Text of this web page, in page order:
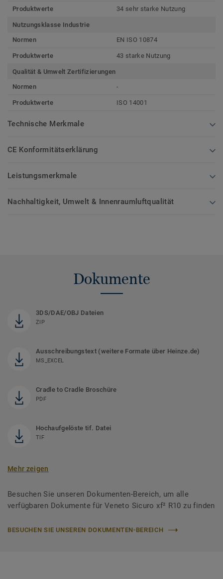
Produktwerte 34 sehr starke Nutzung
Nutzungsklasse Industrie
Normen
EN ISO 10874
Produktwerte 43 starke Nutzung
Qualität & Umwelt Zertifizierungen
Normen
-
Produktwerte ISO 14001
Technische Merkmale
CE Konformitätserklärung
Leistungsmerkmale
Nachhaltigkeit, Umwelt & Innenraumluftqualität
Dokumente
3DS/DAE/OBJ Dateien
ZIP
Ausschreibungstext (weitere Formate über Heinze.de)
MS_EXCEL
Cradle to Cradle Broschüre
PDF
Hochaufgelöste tif. Datei
TIF
Mehr zeigen
Besuchen Sie unseren Dokumenten-Bereich, um alle
verfügbaren Dokumente für Veneto Sicuro xf² R10 zu finden
BESUCHEN SIE UNSEREN DOKUMENTEN-BEREICH